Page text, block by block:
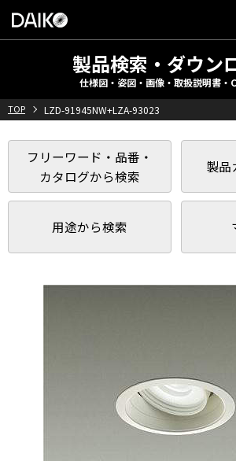
製品検索・ダウン
仕様図・姿図・画像・取扱説明書・
TOP LZD-91945NW+LZA-93023
フリーワード・品番・
カタログから検索
製品
用途から検索